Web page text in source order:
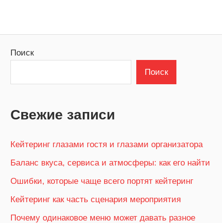
Поиск
Поиск
Свежие записи
Кейтеринг глазами гостя и глазами организатора
Баланс вкуса, сервиса и атмосферы: как его найти
Ошибки, которые чаще всего портят кейтеринг
Кейтеринг как часть сценария мероприятия
Почему одинаковое меню может давать разное